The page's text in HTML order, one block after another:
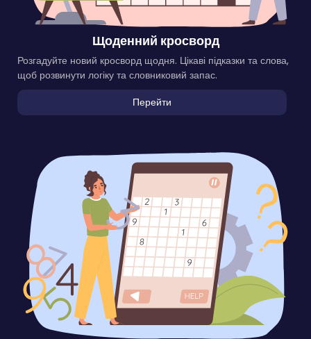
Щоденний кросворд
Розгадуйте новий кросворд щодня. Цікаві підказки та слова,
щоб розвинути логіку та словниковий запас.
Перейти